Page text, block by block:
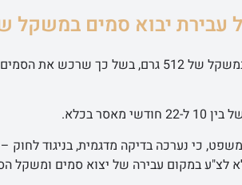
הלקוח הואשם בעבירת יצוא סמים במשקל של
בכלא.
כי נערכה בדיקה מדגמית, בניגוד
עבירה של יצוא סמים ומשקל הסמים ירד ל-175 גרם